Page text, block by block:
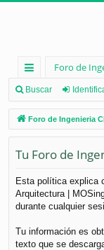
nl
ac
es
rá
pi
d
Foro de
Buscar
Foro de Ingenieria
Tu Foro de
Esta política explica
Arquitectura |
durante cualquier
Tu información es
texto que se